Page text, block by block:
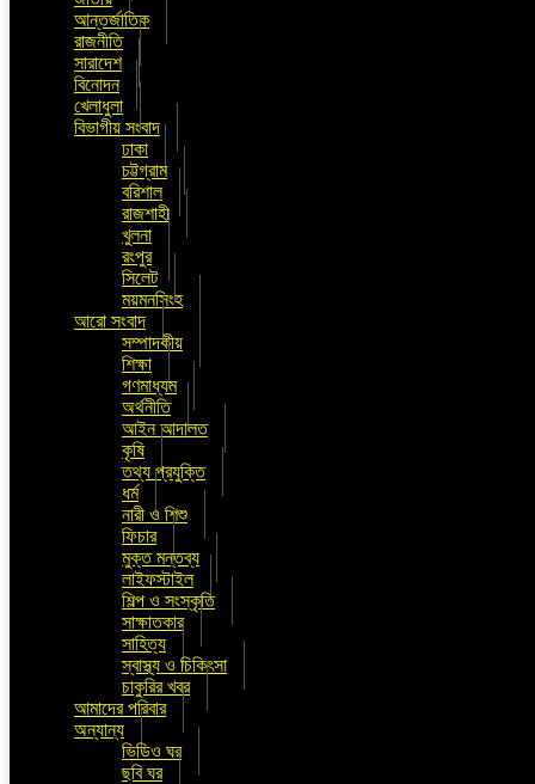
আন্তর্জাতিক
রাজনীতি
সারাদেশ
বিনোদন
খেলাধুলা
বিভাগীয় সংবাদ
ঢাকা
চট্টগ্রাম
বরিশাল
রাজশাহী
খুলনা
রংপুর
সিলেট
ময়মনসিংহ
আরো সংবাদ
সম্পাদকীয়
শিক্ষা
গণমাধ্যম
অর্থনীতি
আইন আদালত
কৃষি
তথ্য প্রযুক্তি
ধর্ম
নারী ও শিশু
ফিচার
মুক্ত মন্তব্য
লাইফস্টাইল
শিল্প ও সংস্কৃতি
সাক্ষাতকার
সাহিত্য
স্বাস্থ্য ও চিকিৎসা
চাকুরির খবর
আমাদের পরিবার
অন্যান্য
ভিডিও ঘর
ছবি ঘর